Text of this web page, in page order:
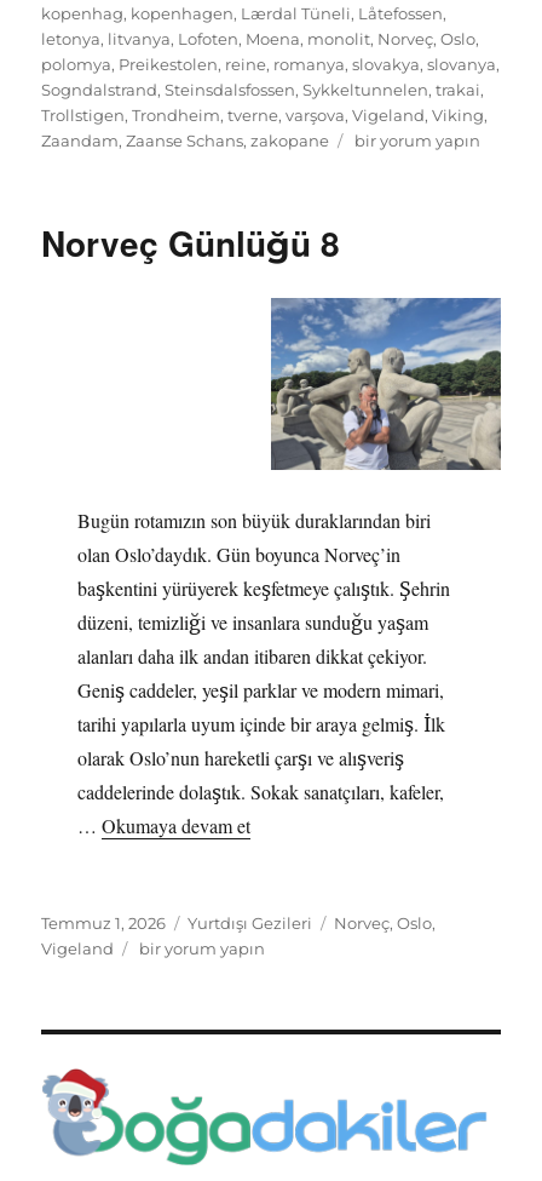
kopenhag, kopenhagen, Lærdal Tüneli, Låtefossen,
letonya, litvanya, Lofoten, Moena, monolit, Norveç,Oslo,
polomya, Preikestolen, reine, romanya,slovakya,slovanya,
Sogndalstrand,Steinsdalsfossen,Sykkeltunnelen,trakai,
Trollstigen,Trondheim,tverne,varşova,Vigeland,Viking,
Zaandam,Zaanse Schans,zakopane
İznik’ten
bir yorum yapın
Norveç Günlüğü 8
Bugün rotamızın son büyük duraklarından biri
olan Oslo’daydık. Gün boyunca Norveç’in
başkentini yürüyerek keşfetmeye çalıştık. Şehrin
düzeni, temizliği ve insanlara sunduğu yaşam
alanları daha ilk andan itibaren dikkat çekiyor.
Geniş caddeler, yeşil parklar ve modern mimari,
tarihi yapılarla uyum içinde bir araya gelmiş. İlk
olarak Oslo’nun hareketli çarşı ve alışveriş
caddelerinde dolaştık. Sokak sanatçıları, kafeler,
… Okumaya devam et“Norveç Günlüğü 8”
Yayın
tarihi
Temmuz 1, 2026 Kategoriler
Yurtdışı Gezileri Etiketler
Norveç,Oslo,
Vigeland
Norveç
bir yorum yapın